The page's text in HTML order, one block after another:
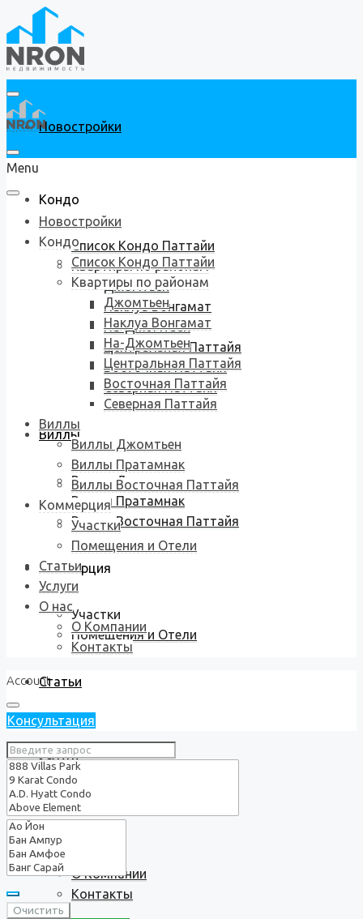
Новостройки
Кондо
Список Кондо Паттайи
Квартиры по районам
Джомтьен
Наклуа Вонгамат
На-Джомтьен
Центральная Паттайя
Восточная Паттайя
Северная Паттайя
Виллы
Виллы Джомтьен
Виллы Пратамнак
Виллы Восточная Паттайя
Коммерция
Участки
Помещения и Отели
Статьи
Услуги
О нас
О Компании
Контакты
Menu
Новостройки
Кондо
Список Кондо Паттайи
Квартиры по районам
Джомтьен
Наклуа Вонгамат
На-Джомтьен
Центральная Паттайя
Восточная Паттайя
Северная Паттайя
Виллы
Виллы Джомтьен
Виллы Пратамнак
Виллы Восточная Паттайя
Коммерция
Участки
Помещения и Отели
Статьи
Услуги
О нас
О Компании
Контакты
Account
Консультация
Очистить